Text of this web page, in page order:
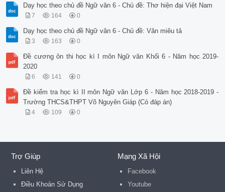
Dạy học theo chủ đề Ngữ văn 6 - Chủ đề: Thơ hiện đại Việt Nam
7 164 0
Dạy học theo chủ đề Ngữ văn 6 - Chủ đề: Văn miêu tả
3 163 0
Đề cương ôn thi học kì I môn Ngữ văn Khối 6 - Năm học 2019-
2020
6 141 0
Đề kiểm tra học kì II môn Ngữ văn Lớp 6 - Năm học 2018-2019 -
Trường THCS&THPT Võ Nguyên Giáp (Có đáp án)
4 109 0
Trợ Giúp
Liên Hệ
Điều Khoản Sử Dụng
Mạng Xã Hội
Facebook
Youtube